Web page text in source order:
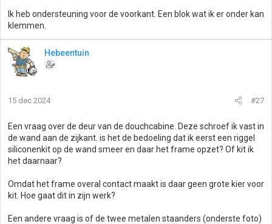
e
n
:
Ik heb ondersteuning voor de voorkant. Een blok wat ik er onder kan
klemmen.
Hebeentuin
15 dec 2024 #27
Een vraag over de deur van de douchcabine. Deze schroef ik vast in
de wand aan de zijkant. is het de bedoeling dat ik eerst een riggel
siliconenkit op de wand smeer en daar het frame opzet? Of kit ik
het daarnaar?
Omdat het frame overal contact maakt is daar geen grote kier voor
kit. Hoe gaat dit in zijn werk?
Een andere vraag is of de twee metalen staanders (onderste foto)